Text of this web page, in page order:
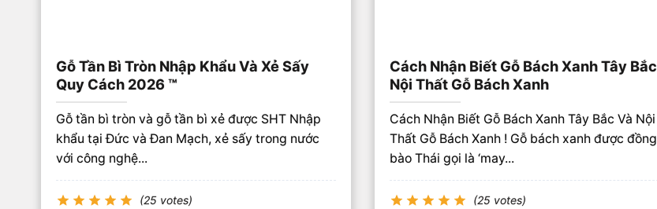
Gỗ Tần Bì Tròn Nhập Khẩu Và Xẻ Sấy
Quy Cách 2026 ™
Gỗ tần bì tròn và gỗ tần bì xẻ được SHT Nhập
khẩu tại Đức và Đan Mạch, xẻ sấy trong nước
với công nghệ...
(25 votes)
Cách Nhận Biết Gỗ Bách Xanh Tây Bắc
Nội Thất Gỗ Bách Xanh
Cách Nhận Biết Gỗ Bách Xanh Tây Bắc Và Nội
Thất Gỗ Bách Xanh ! Gỗ bách xanh được đồng
bào Thái gọi là ‘may...
(25 votes)